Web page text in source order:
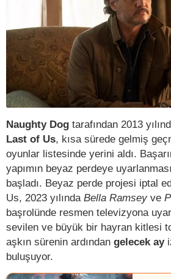
Naughty Dog tarafından 2013
Last of Us, kısa sürede gelmiş
oyunlar listesinde yerini aldı.
yapımın beyaz perdeye
başladı. Beyaz perde projesi iptal
Us, 2023 yılında Bella Ramsey ve
başrolünde resmen televizyona
sevilen ve büyük bir hayran kitlesi
aşkın sürenin ardından gelecek ay
buluşuyor.